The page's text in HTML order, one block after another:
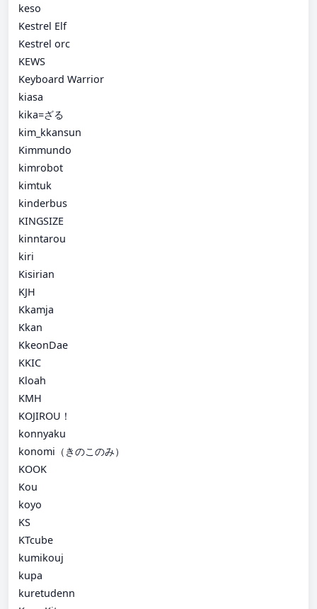
keso
Kestrel Elf
Kestrel orc
KEWS
Keyboard Warrior
kiasa
kika=ざる
kim_kkansun
Kimmundo
kimrobot
kimtuk
kinderbus
KINGSIZE
kinntarou
kiri
Kisirian
KJH
Kkamja
Kkan
KkeonDae
KKIC
Kloah
KMH
KOJIROU！
konnyaku
konomi（きのこのみ）
KOOK
Kou
koyo
KS
KTcube
kumikouj
kupa
kuretudenn